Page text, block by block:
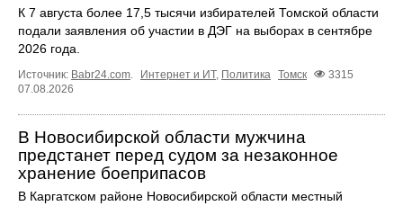
К 7 августа более 17,5 тысячи избирателей Томской области
подали заявления об участии в ДЭГ на выборах в сентябре
2026 года.
Источник: Babr24.com. Интернет и ИТ, Политика Томск
3315
07.08.2026
В Новосибирской области мужчина
предстанет перед судом за незаконное
хранение боеприпасов
В Каргатском районе Новосибирской области местный